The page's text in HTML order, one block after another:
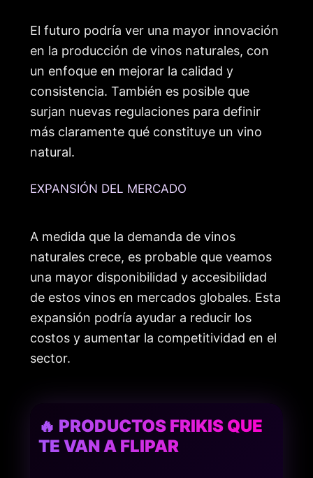
El futuro podría ver una mayor innovación
en la producción de vinos naturales, con
un enfoque en mejorar la calidad y
consistencia. También es posible que
surjan nuevas regulaciones para definir
más claramente qué constituye un vino
natural.
EXPANSIÓN DEL MERCADO
A medida que la demanda de vinos
naturales crece, es probable que veamos
una mayor disponibilidad y accesibilidad
de estos vinos en mercados globales. Esta
expansión podría ayudar a reducir los
costos y aumentar la competitividad en el
sector.
🔥 PRODUCTOS FRIKIS QUE
TE VAN A FLIPAR